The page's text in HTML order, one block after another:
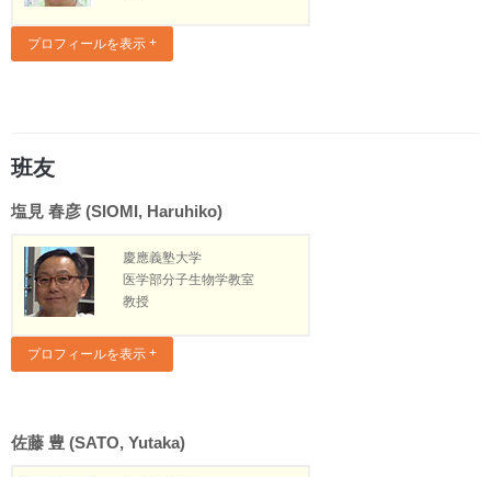
プロフィールを表示
班友
塩見 春彦 (SIOMI, Haruhiko)
慶應義塾大学
医学部分子生物学教室
教授
プロフィールを表示
佐藤 豊 (SATO, Yutaka)